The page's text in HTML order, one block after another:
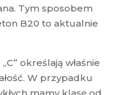
Tym sposobem
B20 to aktualnie
określają właśnie
W przypadku